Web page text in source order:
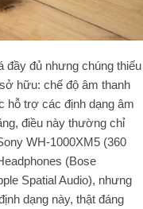
đầy đủ nhưng chúng thiếu
hữu: chế độ âm thanh
hỗ trợ các định dạng âm
điều này thường chỉ
WH-1000XM5 (360
(Bose
Spatial Audio), nhưng
dạng này, thật đáng